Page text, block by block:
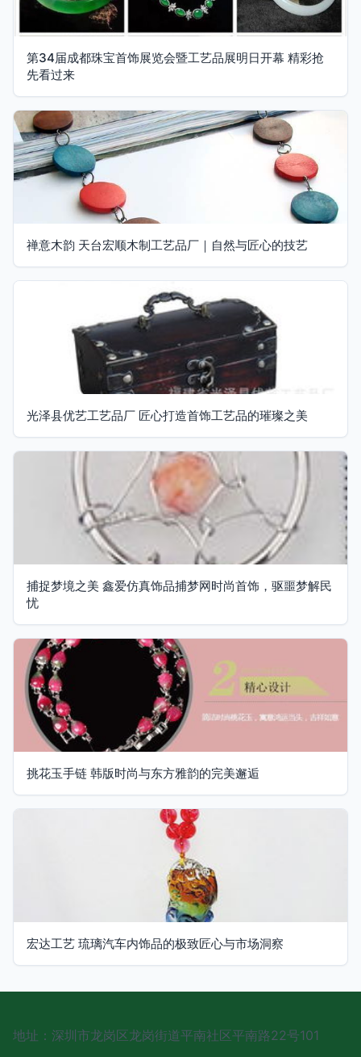
第34届成都珠宝首饰展览会暨工艺品展明日开幕 精彩抢
先看过来
禅意木韵 天台宏顺木制工艺品厂｜自然与匠心的技艺
光泽县优艺工艺品厂 匠心打造首饰工艺品的璀璨之美
捕捉梦境之美 鑫爱仿真饰品捕梦网时尚首饰，驱噩梦解民
忧
挑花玉手链 韩版时尚与东方雅韵的完美邂逅
宏达工艺 琉璃汽车内饰品的极致匠心与市场洞察
地址：深圳市龙岗区龙岗街道平南社区平南路22号101